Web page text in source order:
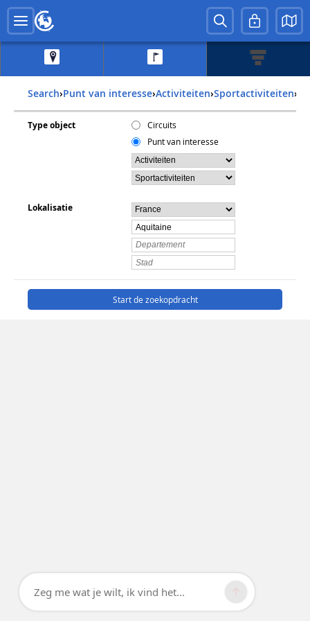
Search› Punt van interesse› Activiteiten› Sportactiviteiten›
Type object
Circuits
Punt van interesse
Lokalisatie
Zeg me wat je wilt, ik vind het...